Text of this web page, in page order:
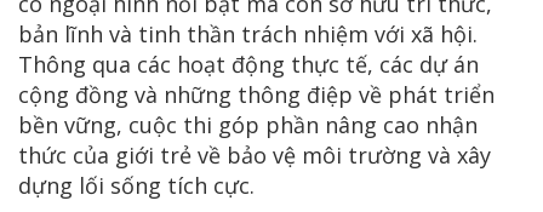
bản lĩnh và tinh thần trách nhiệm với xã hội.
Thông qua các hoạt động thực tế, các dự án
cộng đồng và những thông điệp về phát triển
bền vững, cuộc thi góp phần nâng cao nhận
thức của giới trẻ về bảo vệ môi trường và xây
dựng lối sống tích cực.